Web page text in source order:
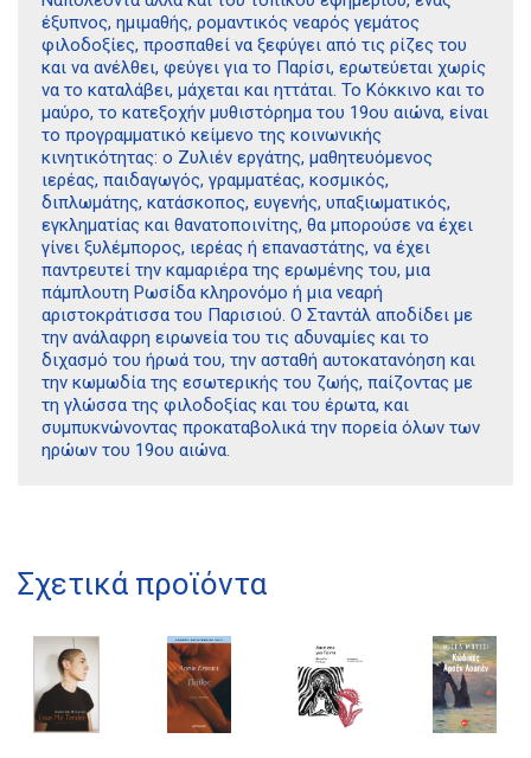
έξυπνος, ημιμαθής, ρομαντικός νεαρός γεμάτος
φιλοδοξίες, προσπαθεί να ξεφύγει από τις ρίζες του
και να ανέλθει, φεύγει για το Παρίσι, ερωτεύεται χωρίς
να το καταλάβει, μάχεται και ηττάται. Το Κόκκινο και το
μαύρο, το κατεξοχήν μυθιστόρημα του 19ου αιώνα, είναι
το προγραμματικό κείμενο της κοινωνικής
κινητικότητας: ο Ζυλιέν εργάτης, μαθητευόμενος
ιερέας, παιδαγωγός, γραμματέας, κοσμικός,
διπλωμάτης, κατάσκοπος, ευγενής, υπαξιωματικός,
εγκληματίας και θανατοποινίτης, θα μπορούσε να έχει
γίνει ξυλέμπορος, ιερέας ή επαναστάτης, να έχει
παντρευτεί την καμαριέρα της ερωμένης του, μια
πάμπλουτη Ρωσίδα κληρονόμο ή μια νεαρή
αριστοκράτισσα του Παρισιού. Ο Σταντάλ αποδίδει με
την ανάλαφρη ειρωνεία του τις αδυναμίες και το
διχασμό του ήρωά του, την ασταθή αυτοκατανόηση και
την κωμωδία της εσωτερικής του ζωής, παίζοντας με
τη γλώσσα της φιλοδοξίας και του έρωτα, και
συμπυκνώνοντας προκαταβολικά την πορεία όλων των
ηρώων του 19ου αιώνα.
Σχετικά προϊόντα
Διδότου 34, Αθήνα 106 80
kombrai.bs@gmail.com
Πολιτική προστασίας δεδομένων
Πολιτική επιστροφών